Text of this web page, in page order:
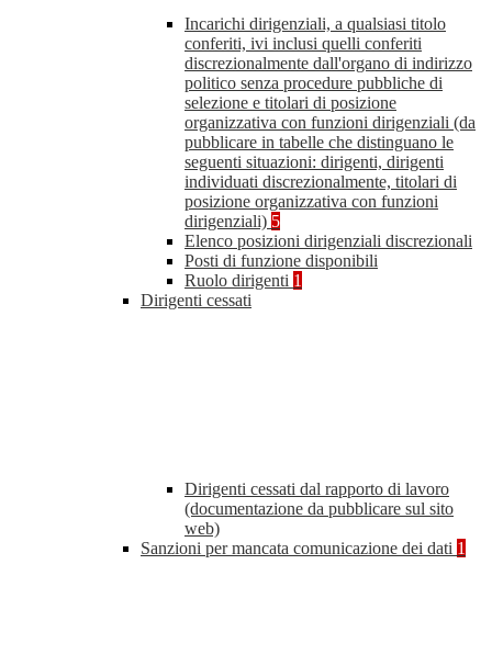
Incarichi dirigenziali, a qualsiasi titolo
conferiti, ivi inclusi quelli conferiti
discrezionalmente dall'organo di indirizzo
politico senza procedure pubbliche di
selezione e titolari di posizione
organizzativa con funzioni dirigenziali (da
pubblicare in tabelle che distinguano le
seguenti situazioni: dirigenti, dirigenti
individuati discrezionalmente, titolari di
posizione organizzativa con funzioni
dirigenziali) 5
Elenco posizioni dirigenziali discrezionali
Posti di funzione disponibili
Ruolo dirigenti 1
Dirigenti cessati
Dirigenti cessati dal rapporto di lavoro
(documentazione da pubblicare sul sito
web)
Sanzioni per mancata comunicazione dei dati 1